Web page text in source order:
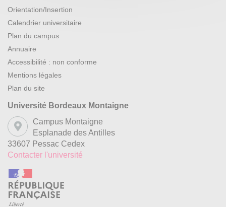
Orientation/Insertion
Calendrier universitaire
Plan du campus
Annuaire
Accessibilité : non conforme
Mentions légales
Plan du site
Université Bordeaux Montaigne
Campus Montaigne
Esplanade des Antilles
33607 Pessac Cedex
Contacter l'université